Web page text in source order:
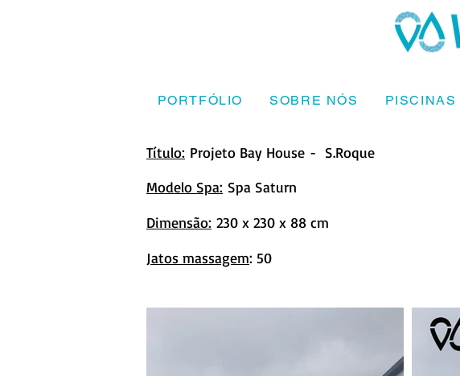
PORTFÓLIO SOBRE NÓS PISCINAS
Título: Projeto Bay House - S.Roque
Modelo Spa: Spa Saturn
Dimensão: 230 x 230 x 88 cm
Jatos massagem: 50